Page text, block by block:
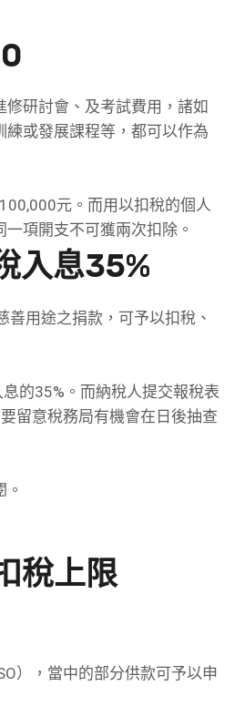
研討會、及考試費用，諸如
或發展課程等，都可以作為
元。而用以扣稅的個人
項開支不可獲兩次扣除。
入息35%
用途之捐款，可予以扣稅、
的35%。而納稅人提交報稅表
留意稅務局有機會在日後抽查
。
稅上限
），當中的部分供款可予以申